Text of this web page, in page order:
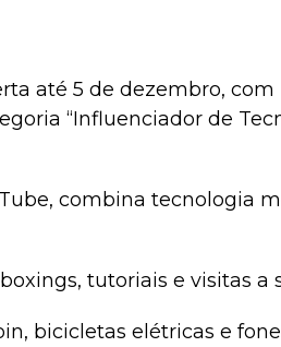
até 5 de dezembro, com
“Influenciador de
combina tecnologia
tutoriais e visitas a
bicicletas elétricas e